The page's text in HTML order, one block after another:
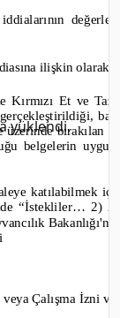
yüklendi.
ilişkin olarak:
Kırmızı Et ve
üzerinde
belgelerin
katılabilmek
“İstekliler… 2) 2.
vancılık
Çalışma İzni ve